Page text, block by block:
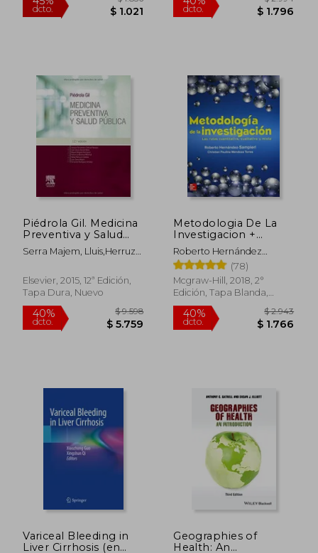
45%
dcto. $ 1.021
40%
dcto.
Piédrola Gil. Medicina
Preventiva y Salud
Pública - 12ª Edición
Serra Majem, Lluis,Herruzo
Montrull,
Francisco,Delgado
Rodríguez, Miguel,Gestal
Otero, Juan
Jesús,Fernandez-Crehuet,
Elsevier, 2015, 12ª Edición,
Tapa Dura, Nuevo
Metodologia De La
Investigacion +
Connect
Roberto Hernández
Sampieri
(78)
Mcgraw-Hill, 2018, 2°
Edición, Tapa Blanda,
Nuevo
40%
dcto.
Variceal Bleeding in
Liver Cirrhosis (en
Geographies of
Health: An